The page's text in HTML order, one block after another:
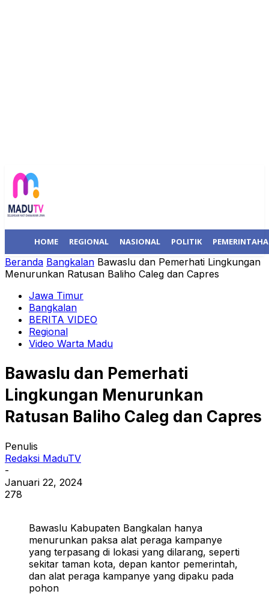
HOME REGIONAL NASIONAL POLITIK
Beranda Bangkalan Bawaslu dan Pemerhati Lingkungan
Menurunkan Ratusan Baliho Caleg dan Capres
Jawa Timur
Bangkalan
BERITA VIDEO
Regional
Video Warta Madu
Bawaslu dan Pemerhati
Lingkungan Menurunkan
Ratusan Baliho Caleg dan Capres
Penulis
Redaksi MaduTV
-
Januari 22, 2024
278
Bawaslu Kabupaten Bangkalan hanya
menurunkan paksa alat peraga kampanye
yang terpasang di lokasi yang dilarang, seperti
sekitar taman kota, depan kantor pemerintah,
dan alat peraga kampanye yang dipaku pada
pohon